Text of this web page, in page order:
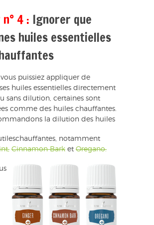
4 : Ignorer que
huiles essentielles
puissiez appliquer de
huiles essentielles directement
sans dilution, certaines sont
comme des huiles chauffantes.
la dilution des huiles
notamment
Cinnamon Bark et Oregano.